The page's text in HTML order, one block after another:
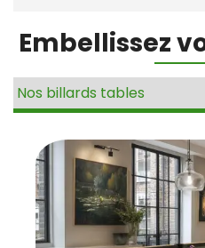
Embellissez